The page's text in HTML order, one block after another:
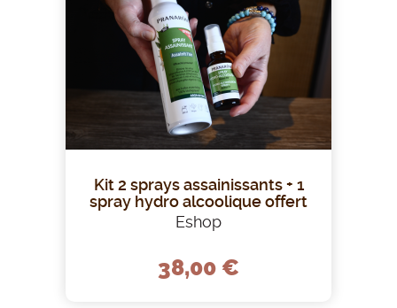
Kit 2 sprays assainissants + 1
spray hydro alcoolique offert
Eshop
38,00 €